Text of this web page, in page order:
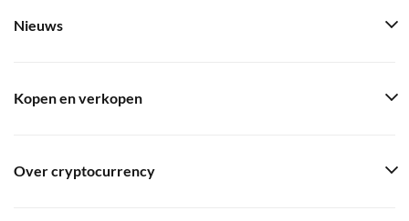
Nieuws
Kopen en verkopen
Over cryptocurrency